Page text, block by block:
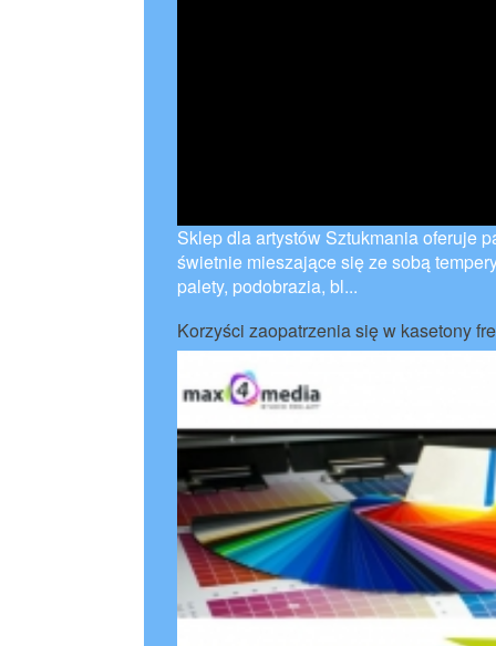
Sklep dla artystów Sztukmania oferuje
świetnie mieszające się ze sobą
palety, podobrazia, bl...
Korzyści zaopatrzenia się w kasetony